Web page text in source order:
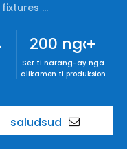
...
200 nga
+
Set ti narang-ay nga
alikamen ti produksion
saludsud